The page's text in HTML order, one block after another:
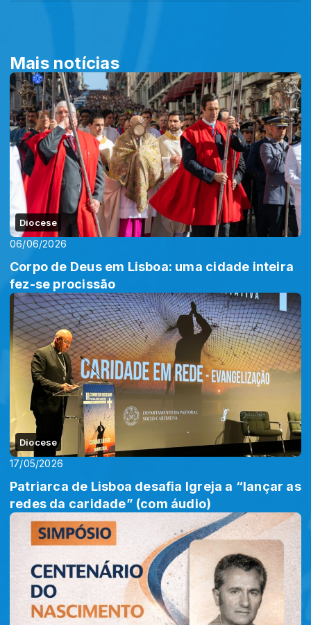
Mais notícias
Diocese
06/06/2026
Corpo de Deus em Lisboa: uma cidade inteira
fez-se procissão
Diocese
17/05/2026
Patriarca de Lisboa desafia Igreja a “lançar as
redes da caridade” (com áudio)